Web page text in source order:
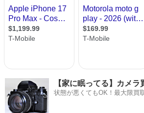
【家に眠ってる】カメ
状態が悪くてもOK！最大限買